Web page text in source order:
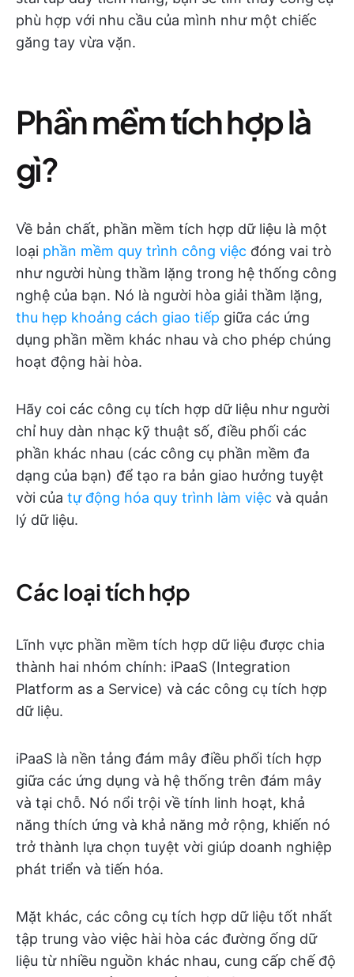
phù hợp với nhu cầu của mình như một chiếc
găng tay vừa vặn.
Phần mềm tích hợp là
gì?
Về bản chất, phần mềm tích hợp dữ liệu là một
loại phần mềm quy trình công việc đóng vai trò
như người hùng thầm lặng trong hệ thống công
nghệ của bạn. Nó là người hòa giải thầm lặng,
thu hẹp khoảng cách giao tiếp giữa các ứng
dụng phần mềm khác nhau và cho phép chúng
hoạt động hài hòa.
Hãy coi các công cụ tích hợp dữ liệu như người
chỉ huy dàn nhạc kỹ thuật số, điều phối các
phần khác nhau (các công cụ phần mềm đa
dạng của bạn) để tạo ra bản giao hưởng tuyệt
vời của tự động hóa quy trình làm việc và quản
lý dữ liệu.
Các loại tích hợp
Lĩnh vực phần mềm tích hợp dữ liệu được chia
thành hai nhóm chính: iPaaS (Integration
Platform as a Service) và các công cụ tích hợp
dữ liệu.
iPaaS là nền tảng đám mây điều phối tích hợp
giữa các ứng dụng và hệ thống trên đám mây
và tại chỗ. Nó nổi trội về tính linh hoạt, khả
năng thích ứng và khả năng mở rộng, khiến nó
trở thành lựa chọn tuyệt vời giúp doanh nghiệp
phát triển và tiến hóa.
Mặt khác, các công cụ tích hợp dữ liệu tốt nhất
tập trung vào việc hài hòa các đường ống dữ
liệu từ nhiều nguồn khác nhau, cung cấp chế độ